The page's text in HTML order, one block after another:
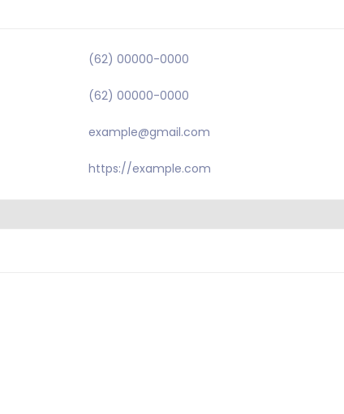
(62) 00000-0000
(62) 00000-0000
example@gmail.com
https://example.com